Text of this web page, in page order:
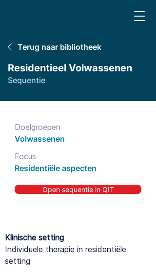
Terug naar bibliotheek
Residentieel Volwassenen
Sequentie
Doelgroepen
Volwassenen
Focus
Residentiële aspecten
Open sequentie in QIT
Klinische setting
Individuele therapie in residentiële
setting